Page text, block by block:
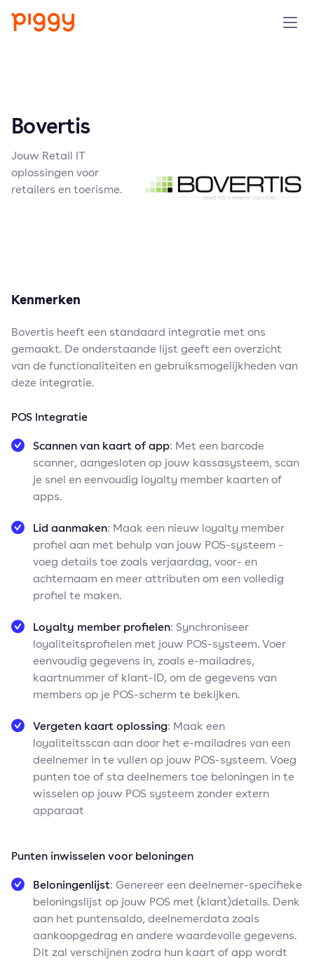
Prijzen
Bovertis
Jouw Retail IT
oplossingen voor
retailers en toerisme.
Kenmerken
Bovertis heeft een standaard integratie met ons
gemaakt. De onderstaande lijst geeft een overzicht
van de functionaliteiten en gebruiksmogelijkheden van
deze integratie.
POS Integratie
Scannen van kaart of app: Met een barcode
scanner, aangesloten op jouw kassasysteem, scan
je snel en eenvoudig loyalty member kaarten of
apps.
Lid aanmaken: Maak een nieuw loyalty member
profiel aan met behulp van jouw POS-systeem -
voeg details toe zoals verjaardag, voor- en
achternaam en meer attributen om een volledig
profiel te maken.
Loyalty member profielen: Synchroniseer
loyaliteitsprofielen met jouw POS-systeem. Voer
eenvoudig gegevens in, zoals e-mailadres,
kaartnummer of klant-ID, om de gegevens van
members op je POS-scherm te bekijken.
Vergeten kaart oplossing: Maak een
loyaliteitsscan aan door het e-mailadres van een
deelnemer in te vullen op jouw POS-systeem. Voeg
punten toe of sta deelnemers toe beloningen in te
wisselen op jouw POS systeem zonder extern
apparaat
Punten inwisselen voor beloningen
Beloningenlijst: Genereer een deelnemer-specifieke
beloningslijst op jouw POS met (klant)details. Denk
aan het puntensaldo, deelnemerdata zoals
aankoopgedrag en andere waardevolle gegevens.
Dit zal verschijnen zodra hun kaart of app wordt